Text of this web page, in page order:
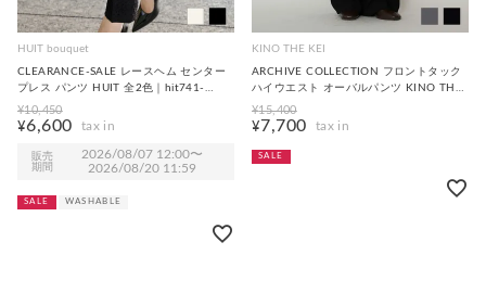
HUIT bouquet
CLEARANCE-SALE レースヘム センター
プレス パンツ HUIT 全2色｜hit741-
0313【1】
¥10,450
¥6,600
販売
期間
2026/08/07 12:00〜
2026/08/20 11:59
SALE WASHABLE
KINO THE KEI
ARCHIVE COLLECTION フロントタック
ハイウエスト オーバルパンツ KINO THE
KEI 全2色｜ktk741-0131【2】
¥15,400
¥7,700
SALE